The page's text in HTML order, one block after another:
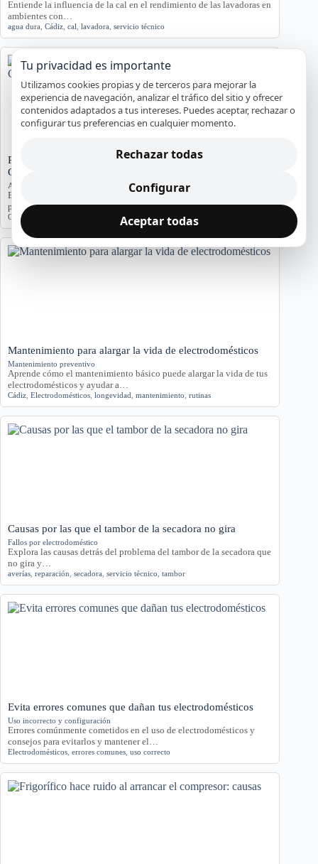
Entiende la influencia de la cal en el rendimiento de las lavadoras en
ambientes con…
agua dura Cádiz cal lavadora servicio técnico
Problemas de Electrodomésticos en Pisos Antiguos de
Cádiz
Averías y orientación en Cádiz
Exploramos los problemas más comunes de electrodomésticos en
pisos antiguos de Cádiz, considerando la humedad…
Cádiz problemas comunes soluciones
Mantenimiento para alargar la vida de electrodomésticos
Mantenimiento preventivo
Aprende cómo el mantenimiento básico puede alargar la vida de tus
electrodomésticos y ayudar a…
Cádiz Electrodomésticos longevidad mantenimiento rutinas
Causas por las que el tambor de la secadora no gira
Fallos por electrodoméstico
Explora las causas detrás del problema del tambor de la secadora que
no gira y…
averías reparación secadora servicio técnico tambor
Evita errores comunes que dañan tus electrodomésticos
Uso incorrecto y configuración
Errores comúnmente cometidos en el uso de electrodomésticos y
consejos para evitarlos y mantener el…
Electrodomésticos errores comunes uso correcto
Tu privacidad es importante
Utilizamos cookies propias y de terceros para mejorar la
experiencia de navegación, analizar el tráfico del sitio y ofrecer
contenidos adaptados a tus intereses. Puedes aceptar, rechazar o
configurar tus preferencias en cualquier momento.
Rechazar todas
Configurar
Aceptar todas